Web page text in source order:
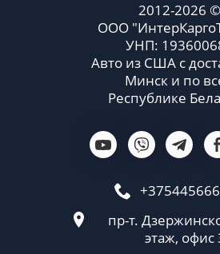
2012-2026 ©
ООО
УНП:
Авто из США с
Минск и по
Республике
пр-т.
этаж, офис